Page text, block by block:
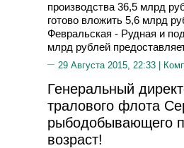
производства 36,5 млрд
готово вложить 5,6 млрд
Февральская - Рудная и
млрд рублей
29 Августа 2015, 22:33 |
Генеральный
тралового флота
рыбодобывающего
возраст!